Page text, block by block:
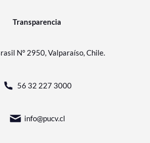
Transparencia
N° 2950, Valparaíso, Chile.
56 32 227 3000
info@pucv.cl